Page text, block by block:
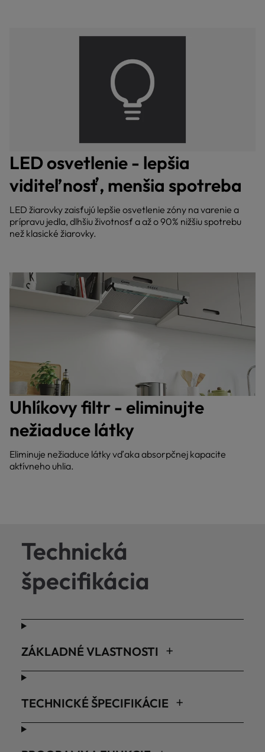
LED osvetlenie - lepšia
viditeľnosť, menšia spotreba
LED žiarovky zaisťujú lepšie osvetlenie zóny na varenie a
prípravu jedla, dlhšiu životnosť a až o 90% nižšiu spotrebu
než klasické žiarovky.
Uhlíkovy filtr - eliminujte
nežiaduce látky
Eliminuje nežiaduce látky vďaka absorpčnej kapacite
aktívneho uhlia.
Technická
špecifikácia
ZÁKLADNÉ VLASTNOSTI
TECHNICKÉ ŠPECIFIKÁCIE